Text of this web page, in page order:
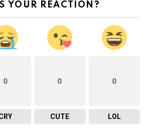
YOUR REACTION?
0 0
CUTE
0
LOL